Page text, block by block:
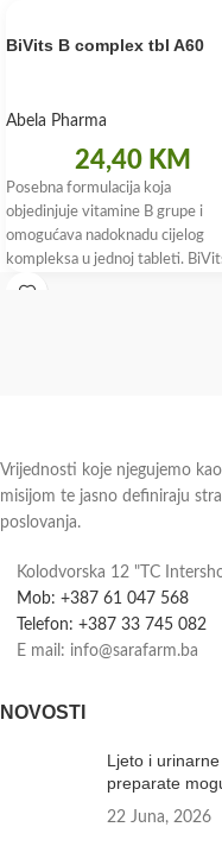
BiVits B complex tbl A60
Abela Pharma
24,40 KM
Posebna formulacija koja
objedinjuje vitamine B grupe i
omogućava nadoknadu cijelog
kompleksa u jednoj tableti.
complex sadrži aktivni oblik folne
Vrijednosti koje njegujemo
misijom te jasno definiraju
poslovanja.
Kolodvorska 12 "TC
Mob: +387 61 047 568
Telefon: +387 33 745 082
E mail: info@sarafarm.ba
NOVOSTI
Ljeto i
preparate
22 Juna, 2026